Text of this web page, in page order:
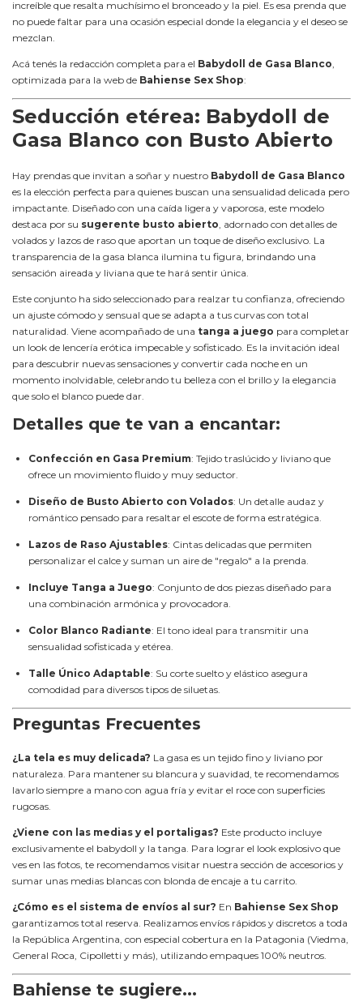
increíble que resalta muchísimo el bronceado y la piel. Es esa prenda que
no puede faltar para una ocasión especial donde la elegancia y el deseo se
mezclan.
Acá tenés la redacción completa para el Babydoll de Gasa Blanco,
optimizada para la web de Bahiense Sex Shop:
Seducción etérea: Babydoll de
Gasa Blanco con Busto Abierto
Hay prendas que invitan a soñar y nuestro Babydoll de Gasa Blanco
es la elección perfecta para quienes buscan una sensualidad delicada pero
impactante. Diseñado con una caída ligera y vaporosa, este modelo
destaca por su sugerente busto abierto, adornado con detalles de
volados y lazos de raso que aportan un toque de diseño exclusivo. La
transparencia de la gasa blanca ilumina tu figura, brindando una
sensación aireada y liviana que te hará sentir única.
Este conjunto ha sido seleccionado para realzar tu confianza, ofreciendo
un ajuste cómodo y sensual que se adapta a tus curvas con total
naturalidad. Viene acompañado de una tanga a juego para completar
un look de lencería erótica impecable y sofisticado. Es la invitación ideal
para descubrir nuevas sensaciones y convertir cada noche en un
momento inolvidable, celebrando tu belleza con el brillo y la elegancia
que solo el blanco puede dar.
Detalles que te van a encantar:
Confección en Gasa Premium: Tejido traslúcido y liviano que
ofrece un movimiento fluido y muy seductor.
Diseño de Busto Abierto con Volados: Un detalle audaz y
romántico pensado para resaltar el escote de forma estratégica.
Lazos de Raso Ajustables: Cintas delicadas que permiten
personalizar el calce y suman un aire de "regalo" a la prenda.
Incluye Tanga a Juego: Conjunto de dos piezas diseñado para
una combinación armónica y provocadora.
Color Blanco Radiante: El tono ideal para transmitir una
sensualidad sofisticada y etérea.
Talle Único Adaptable: Su corte suelto y elástico asegura
comodidad para diversos tipos de siluetas.
Preguntas Frecuentes
¿La tela es muy delicada? La gasa es un tejido fino y liviano por
naturaleza. Para mantener su blancura y suavidad, te recomendamos
lavarlo siempre a mano con agua fría y evitar el roce con superficies
rugosas.
¿Viene con las medias y el portaligas? Este producto incluye
exclusivamente el babydoll y la tanga. Para lograr el look explosivo que
ves en las fotos, te recomendamos visitar nuestra sección de accesorios y
sumar unas medias blancas con blonda de encaje a tu carrito.
¿Cómo es el sistema de envíos al sur? En Bahiense Sex Shop
garantizamos total reserva. Realizamos envíos rápidos y discretos a toda
la República Argentina, con especial cobertura en la Patagonia (Viedma,
General Roca, Cipolletti y más), utilizando empaques 100% neutros.
Bahiense te sugiere...